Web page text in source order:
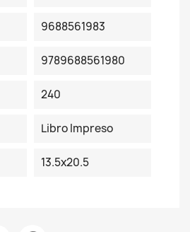
9688561983
9789688561980
240
Libro Impreso
13.5x20.5